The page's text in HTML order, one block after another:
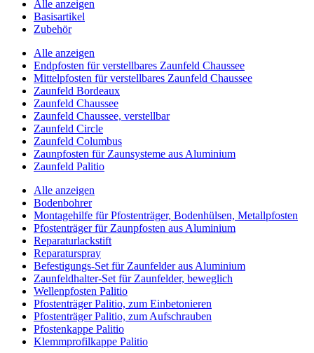
Alle anzeigen
Basisartikel
Zubehör
Alle anzeigen
Endpfosten für verstellbares Zaunfeld Chaussee
Mittelpfosten für verstellbares Zaunfeld Chaussee
Zaunfeld Bordeaux
Zaunfeld Chaussee
Zaunfeld Chaussee, verstellbar
Zaunfeld Circle
Zaunfeld Columbus
Zaunpfosten für Zaunsysteme aus Aluminium
Zaunfeld Palitio
Alle anzeigen
Bodenbohrer
Montagehilfe für Pfostenträger, Bodenhülsen, Metallpfosten
Pfostenträger für Zaunpfosten aus Aluminium
Reparaturlackstift
Reparaturspray
Befestigungs-Set für Zaunfelder aus Aluminium
Zaunfeldhalter-Set für Zaunfelder, beweglich
Wellenpfosten Palitio
Pfostenträger Palitio, zum Einbetonieren
Pfostenträger Palitio, zum Aufschrauben
Pfostenkappe Palitio
Klemmprofilkappe Palitio